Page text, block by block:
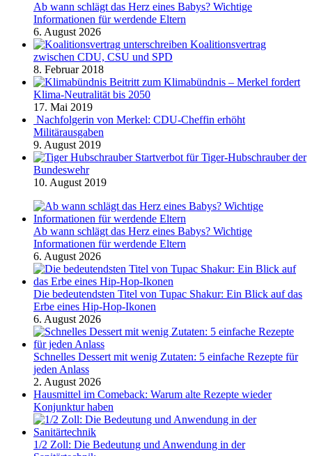
Ab wann schlägt das Herz eines Babys? Wichtige
Informationen für werdende Eltern
6. August 2026
Koalitionsvertrag
zwischen CDU, CSU und SPD
8. Februar 2018
Beitritt zum Klimabündnis – Merkel fordert
Klima-Neutralität bis 2050
17. Mai 2019
Nachfolgerin von Merkel: CDU-Cheffin erhöht
Militärausgaben
9. August 2019
Startverbot für Tiger-Hubschrauber der
Bundeswehr
10. August 2019
Ab wann schlägt das Herz eines Babys? Wichtige
Informationen für werdende Eltern
6. August 2026
Die bedeutendsten Titel von Tupac Shakur: Ein Blick auf das
Erbe eines Hip-Hop-Ikonen
6. August 2026
Schnelles Dessert mit wenig Zutaten: 5 einfache Rezepte für
jeden Anlass
2. August 2026
Hausmittel im Comeback: Warum alte Rezepte wieder
Konjunktur haben
1/2 Zoll: Die Bedeutung und Anwendung in der